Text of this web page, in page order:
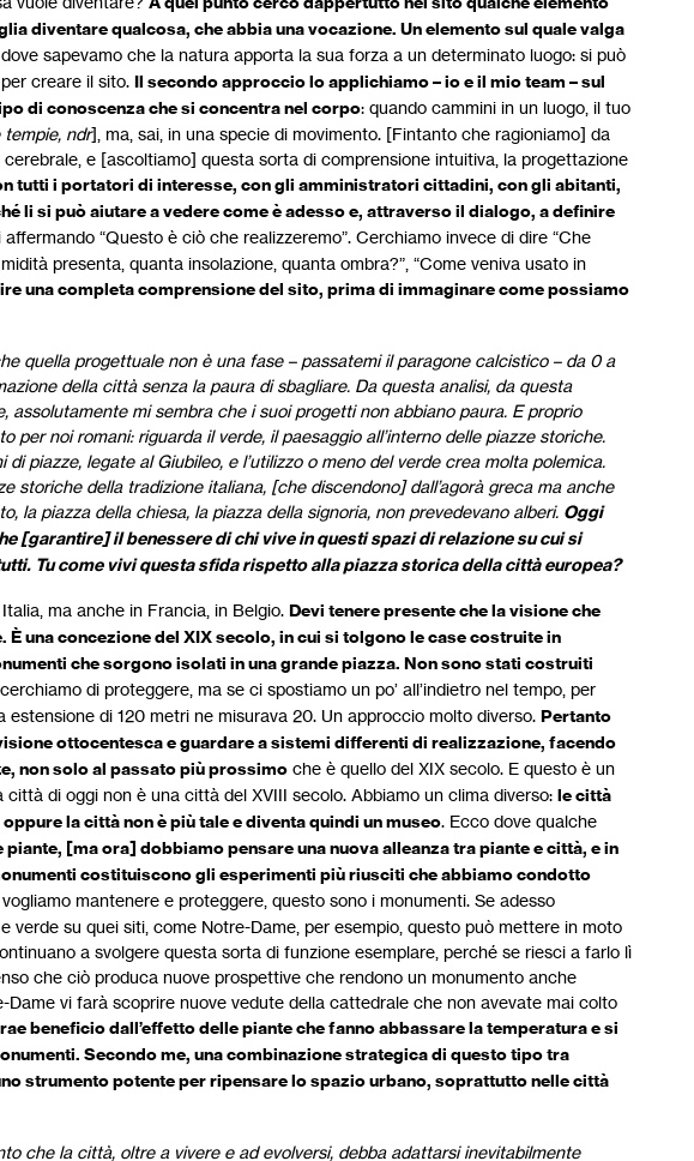
diventare qualcosa, che abbia una vocazione. Un elemento sul quale valga
sapevamo che la natura apporta la sua forza a un determinato luogo: si può
creare il sito. Il secondo approccio lo applichiamo – io e il mio team – sul
di conoscenza che si concentra nel corpo: quando cammini in un luogo, il tuo
ndr], ma, sai, in una specie di movimento. [Fintanto che ragioniamo] da
e [ascoltiamo] questa sorta di comprensione intuitiva, la progettazione
tutti i portatori di interesse, con gli amministratori cittadini, con gli abitanti,
li si può aiutare a vedere come è adesso e, attraverso il dialogo, a definire
“Questo è ciò che realizzeremo”. Cerchiamo invece di dire “Che
presenta, quanta insolazione, quanta ombra?”, “Come veniva usato in
una completa comprensione del sito, prima di immaginare come possiamo
quella progettuale non è una fase – passatemi il paragone calcistico – da 0 a
della città senza la paura di sbagliare. Da questa analisi, da questa
assolutamente mi sembra che i suoi progetti non abbiano paura. E proprio
noi romani: riguarda il verde, il paesaggio all’interno delle piazze storiche.
piazze, legate al Giubileo, e l’utilizzo o meno del verde crea molta polemica.
storiche della tradizione italiana, [che discendono] dall’agorà greca ma anche
la piazza della chiesa, la piazza della signoria, non prevedevano alberi. Oggi
[garantire] il benessere di chi vive in questi spazi di relazione su cui si
Tu come vivi questa sfida rispetto alla piazza storica della città europea?
ma anche in Francia, in Belgio. Devi tenere presente che la visione che
una concezione del XIX secolo, in cui si tolgono le case costruite in
che sorgono isolati in una grande piazza. Non sono stati costruiti
di proteggere, ma se ci spostiamo un po’ all’indietro nel tempo, per
di 120 metri ne misurava 20. Un approccio molto diverso. Pertanto
ottocentesca e guardare a sistemi differenti di realizzazione, facendo
non solo al passato più prossimo che è quello del XIX secolo. E questo è un
di oggi non è una città del XVIII secolo. Abbiamo un clima diverso: le città
la città non è più tale e diventa quindi un museo. Ecco dove qualche
[ma ora] dobbiamo pensare una nuova alleanza tra piante e città, e in
costituiscono gli esperimenti più riusciti che abbiamo condotto
mantenere e proteggere, questo sono i monumenti. Se adesso
verde su quei siti, come Notre-Dame, per esempio, questo può mettere in moto
a svolgere questa sorta di funzione esemplare, perché se riesci a farlo lì
che ciò produca nuove prospettive che rendono un monumento anche
vi farà scoprire nuove vedute della cattedrale che non avevate mai colto
beneficio dall’effetto delle piante che fanno abbassare la temperatura e si
Secondo me, una combinazione strategica di questo tipo tra
strumento potente per ripensare lo spazio urbano, soprattutto nelle città
che la città, oltre a vivere e ad evolversi, debba adattarsi inevitabilmente